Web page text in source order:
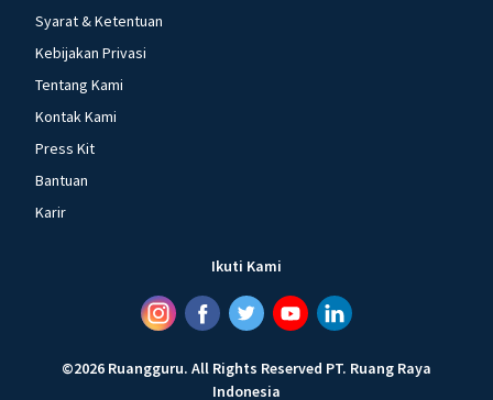
Syarat & Ketentuan
Kebijakan Privasi
Tentang Kami
Kontak Kami
Press Kit
Bantuan
Karir
Ikuti Kami
©2026 Ruangguru. All Rights Reserved PT. Ruang Raya
Indonesia